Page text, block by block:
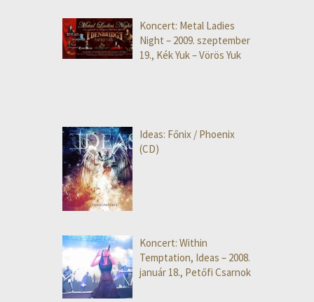
Koncert: Metal Ladies
Night – 2009. szeptember
19., Kék Yuk – Vörös Yuk
Ideas: Főnix / Phoenix
(CD)
Koncert: Within
Temptation, Ideas – 2008.
január 18., Petőfi Csarnok